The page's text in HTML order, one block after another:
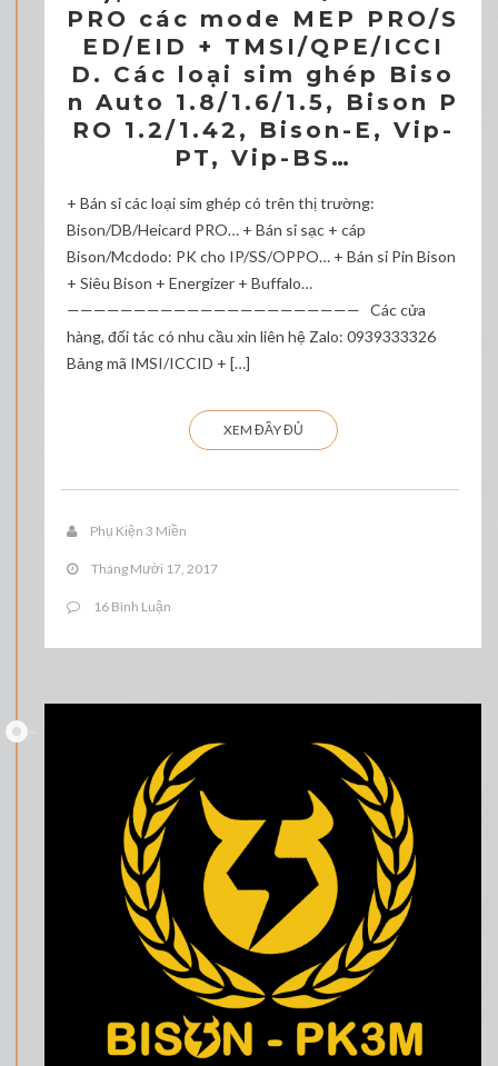
PRO các mode MEP PRO/S
ED/EID + TMSI/QPE/ICCI
D. Các loại sim ghép Biso
n Auto 1.8/1.6/1.5, Bison P
RO 1.2/1.42, Bison-E, Vip-
PT, Vip-BS…
+ Bán sỉ các loại sim ghép có trên thị trường:
Bison/DB/Heicard PRO… + Bán sỉ sạc + cáp
Bison/Mcdodo: PK cho IP/SS/OPPO… + Bán sỉ Pin Bison
+ Siêu Bison + Energizer + Buffalo…
—————————————————————— Các cửa
hàng, đối tác có nhu cầu xin liên hệ Zalo: 0939333326
Bảng mã IMSI/ICCID + […]
XEM ĐẦY ĐỦ
Phụ Kiện 3 Miền
Tháng Mười 17, 2017
16 Bình Luận